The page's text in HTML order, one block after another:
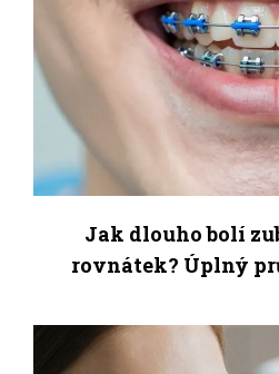
Jak dlouho bolí
rovnátek? Úplný